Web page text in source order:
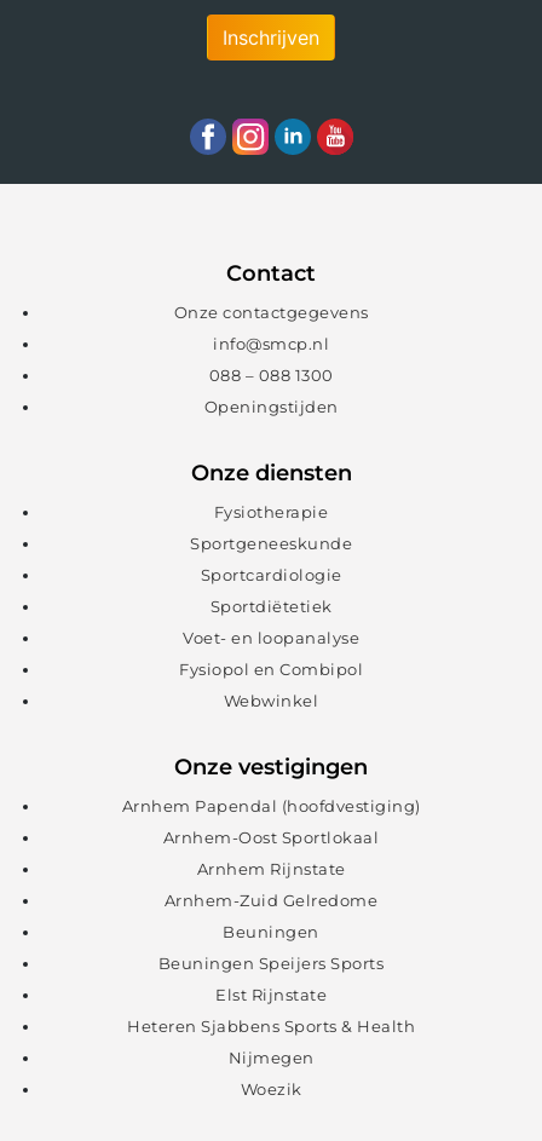
Inschrijven
Contact
Onze contactgegevens
info@smcp.nl
088 – 088 1300
Openingstijden
Onze diensten
Fysiotherapie
Sportgeneeskunde
Sportcardiologie
Sportdiëtetiek
Voet- en loopanalyse
Fysiopol en Combipol
Webwinkel
Onze vestigingen
Arnhem Papendal (hoofdvestiging)
Arnhem-Oost Sportlokaal
Arnhem Rijnstate
Arnhem-Zuid Gelredome
Beuningen
Beuningen Speijers Sports
Elst Rijnstate
Heteren Sjabbens Sports & Health
Nijmegen
Woezik